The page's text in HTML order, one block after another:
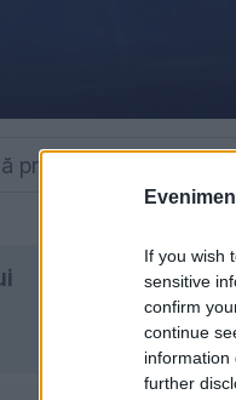
If you wish
sensitive
confirm
continue
information
further
preferată în Google